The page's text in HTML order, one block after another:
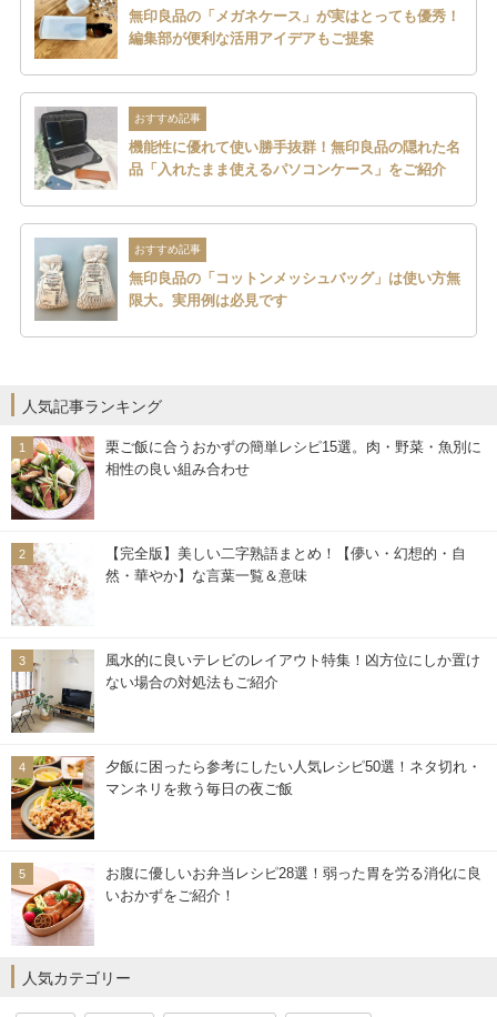
無印良品の「メガネケース」が実はとっても優秀！
編集部が便利な活用アイデアもご提案
おすすめ記事
機能性に優れて使い勝手抜群！無印良品の隠れた名
品「入れたまま使えるパソコンケース」をご紹介
おすすめ記事
無印良品の「コットンメッシュバッグ」は使い方無
限大。実用例は必見です
人気記事ランキング
栗ご飯に合うおかずの簡単レシピ15選。肉・野菜・魚別に
相性の良い組み合わせ
【完全版】美しい二字熟語まとめ！【儚い・幻想的・自
然・華やか】な言葉一覧＆意味
風水的に良いテレビのレイアウト特集！凶方位にしか置け
ない場合の対処法もご紹介
夕飯に困ったら参考にしたい人気レシピ50選！ネタ切れ・
マンネリを救う毎日の夜ご飯
お腹に優しいお弁当レシピ28選！弱った胃を労る消化に良
いおかずをご紹介！
人気カテゴリー